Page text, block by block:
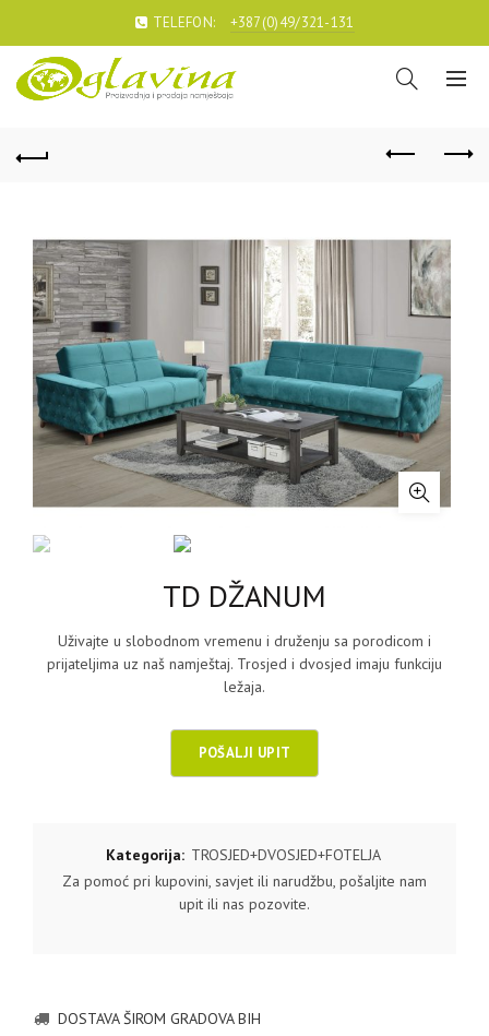
TELEFON: +387(0)49/321-131
TD DŽANUM
Uživajte u slobodnom vremenu i druženju sa porodicom i
prijateljima uz naš namještaj. Trosjed i dvosjed imaju funkciju
ležaja.
Kategorija: TROSJED+DVOSJED+FOTELJA
Za pomoć pri kupovini, savjet ili narudžbu, pošaljite nam
upit ili nas pozovite.
DOSTAVA ŠIROM GRADOVA BIH